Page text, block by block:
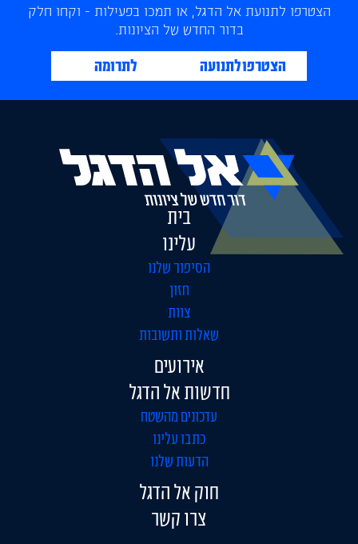
הצטרפו לתנועת אל הדגל, או תמכו בפעילות - וקחו חלק
בדור החדש של הציונות.
הצטרפו לתנועה לתרומה
בית
עלינו
הסיפור שלנו
חזון
צוות
שאלות ותשובות
אירועים
חדשות אל הדגל
עדכונים מהשטח
כתבו עלינו
הדעות שלנו
חוק אל הדגל
צרו קשר